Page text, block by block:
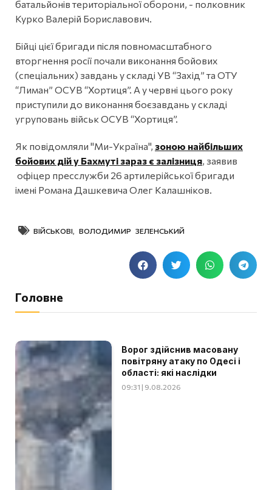
батальйонів територіальної оборони, - полковник
Курко Валерій Бориславович.
Бійці цієї бригади після повномасштабного
вторгнення росії почали виконання бойових
(спеціальних) завдань у складі УВ “Захід” та ОТУ
“Лиман” ОСУВ “Хортиця”. А у червні цього року
приступили до виконання боєзавдань у складі
угруповань військ ОСУВ “Хортиця”.
Як повідомляли "Ми-Україна", зоною найбільших
бойових дій у Бахмуті зараз є залізниця, заявив
офіцер пресслужби 26 артилерійської бригади
імені Романа Дашкевича Олег Калашніков.
ВІЙСЬКОВІ ВОЛОДИМИР ЗЕЛЕНСЬКИЙ
Головне
Ворог здійснив масовану
повітряну атаку по Одесі і
області: які наслідки
09:31 | 9.08.2026